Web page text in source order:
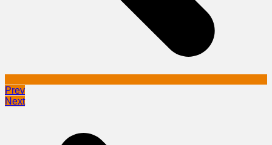
Prev
Next